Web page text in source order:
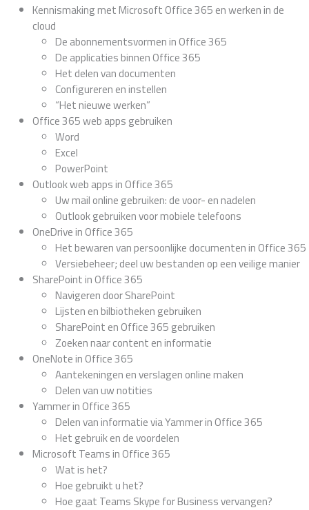
Kennismaking met Microsoft Office 365 en werken in de
cloud
De abonnementsvormen in Office 365
De applicaties binnen Office 365
Het delen van documenten
Configureren en instellen
“Het nieuwe werken”
Office 365 web apps gebruiken
Word
Excel
PowerPoint
Outlook web apps in Office 365
Uw mail online gebruiken: de voor- en nadelen
Outlook gebruiken voor mobiele telefoons
OneDrive in Office 365
Het bewaren van persoonlijke documenten in Office 365
Versiebeheer; deel uw bestanden op een veilige manier
SharePoint in Office 365
Navigeren door SharePoint
Lijsten en bilbiotheken gebruiken
SharePoint en Office 365 gebruiken
Zoeken naar content en informatie
OneNote in Office 365
Aantekeningen en verslagen online maken
Delen van uw notities
Yammer in Office 365
Delen van informatie via Yammer in Office 365
Het gebruik en de voordelen
Microsoft Teams in Office 365
Wat is het?
Hoe gebruikt u het?
Hoe gaat Teams Skype for Business vervangen?